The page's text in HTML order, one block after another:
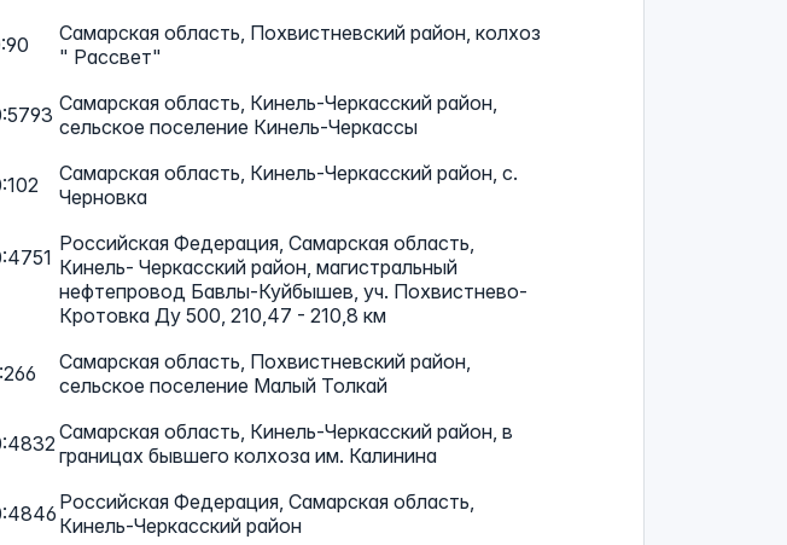
Самарская область, Похвистневский район, колхоз
" Рассвет"
Самарская область, Кинель-Черкасский район,
сельское поселение Кинель-Черкассы
Самарская область, Кинель-Черкасский район, с.
Черновка
Российская Федерация, Самарская область,
Кинель- Черкасский район, магистральный
нефтепровод Бавлы-Куйбышев, уч. Похвистнево-
Кротовка Ду 500, 210,47 - 210,8 км
Самарская область, Похвистневский район,
сельское поселение Малый Толкай
Самарская область, Кинель-Черкасский район, в
границах бывшего колхоза им. Калинина
Российская Федерация, Самарская область,
Кинель-Черкасский район